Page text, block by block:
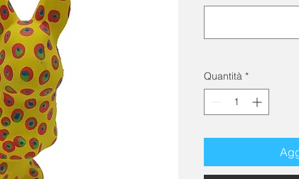
Quantità *